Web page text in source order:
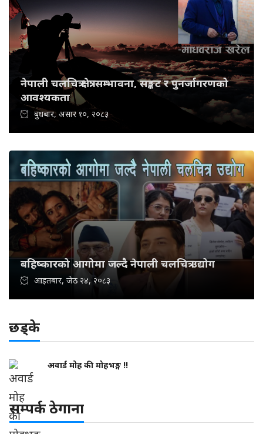
नेपाली चलचित्र क्षेत्र: सम्भावना, सङ्कट र पुनर्जागरणको
आवश्यकता
बुधबार, असार १०, २०८३
बहिष्कारको आगोमा जल्दै नेपाली चलचित्र उद्योग
आइतबार, जेठ २४, २०८३
छड्के
अवार्ड मोह की मोहभङ्ग !!
सम्पर्क ठेगाना